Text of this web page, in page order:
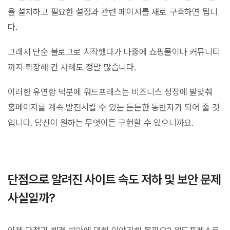
을 설치하고 필요한 설정과 관련 페이지를 새로 구축하면 됩니
다.
그래서 단순 블로그로 시작했다가 나중에 쇼핑몰이나 커뮤니티
까지 확장해 간 사례도 정말 많습니다.
이러한 유연함 덕분에 워드프레스는 비즈니스 성장에 발맞춰
홈페이지를 계속 발전시킬 수 있는 든든한 동반자가 되어 줄 것
입니다. 당신이 원하는 무엇이든 구현할 수 있으니까요.
단점으로 알려진 사이트 속도 저하 및 보안 문제
사실일까?